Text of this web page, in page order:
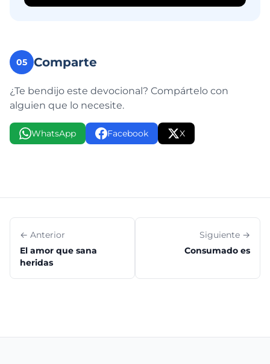
05 Comparte
¿Te bendijo este devocional? Compártelo con
alguien que lo necesite.
WhatsApp Facebook X
← Anterior
El amor que sana
heridas
Siguiente →
Consumado es